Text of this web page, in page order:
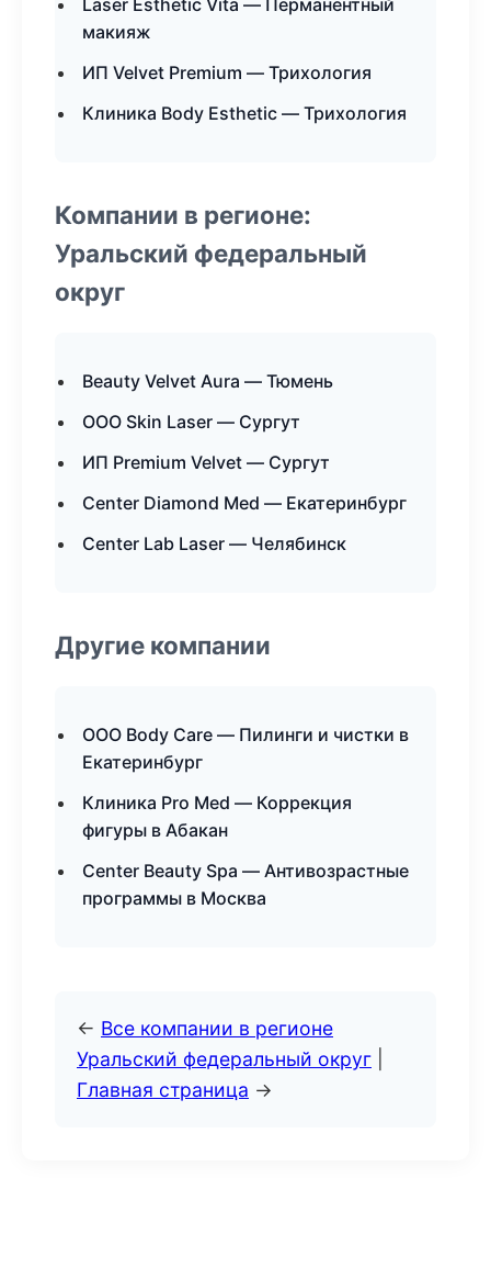
Laser Esthetic Vita — Перманентный
макияж
ИП Velvet Premium — Трихология
Клиника Body Esthetic — Трихология
Компании в регионе:
Уральский федеральный
округ
Beauty Velvet Aura — Тюмень
ООО Skin Laser — Сургут
ИП Premium Velvet — Сургут
Center Diamond Med — Екатеринбург
Center Lab Laser — Челябинск
Другие компании
ООО Body Care — Пилинги и чистки в
Екатеринбург
Клиника Pro Med — Коррекция
фигуры в Абакан
Center Beauty Spa — Антивозрастные
программы в Москва
← Все компании в регионе
Уральский федеральный округ
Главная страница →